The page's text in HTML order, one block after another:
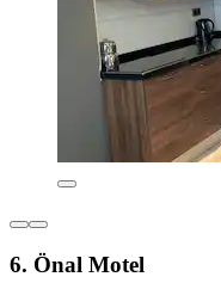
6. Önal Motel